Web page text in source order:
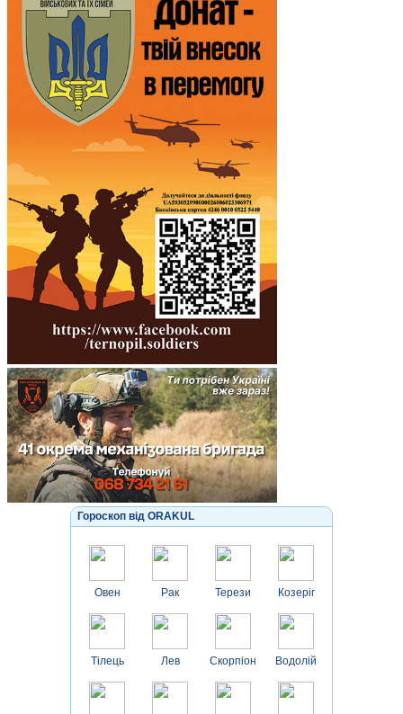
Гороскоп від ORAKUL
Овен
Тілець
Рак
Лев
Терези
Скорпіон
Козеріг
Водолій